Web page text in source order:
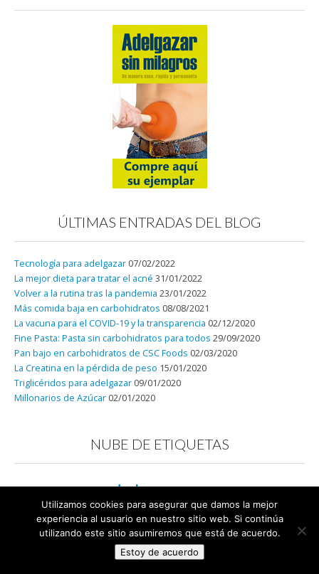
ÚLTIMAS ENTRADAS DEL BLOG
Tecnología para adelgazar 07/02/2022
La mejor dieta para tratar el acné 31/01/2022
Volver a la rutina tras la pandemia 23/01/2022
Más comida baja en carbohidratos 08/08/2021
La vacuna para el COVID-19 y la transparencia 02/12/2020
Fine Pasta: Pasta sin carbohidratos para todos 29/09/2020
Pan bajo en carbohidratos de CSC Foods 02/03/2020
La Creatina en la pérdida de peso 15/01/2020
Triglicéridos para adelgazar 09/01/2020
Millonarios de Azúcar 02/01/2020
NUBE DE ETIQUETAS
adelgazar
alimentosazúcar bacon bajo en carbohidratos carbohidratos
carrefour ciaocarb cocinar sin carbohidratos comida denunciable
dieta grasagrasasisodietaketo
nutriciónnutrientes obesidad
Utilizamos cookies para asegurar que damos la mejor
experiencia al usuario en nuestro sitio web. Si continúa
utilizando este sitio asumiremos que está de acuerdo.
Estoy de acuerdo